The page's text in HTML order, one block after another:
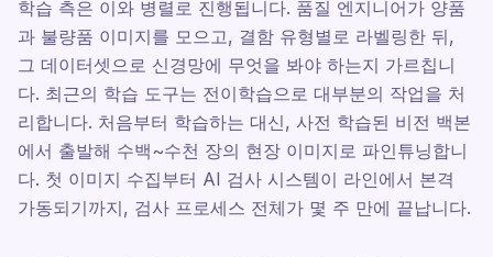
학습 측은 이와 병렬로 진행됩니다. 품질 엔지니어가 양품
과 불량품 이미지를 모으고, 결함 유형별로 라벨링한 뒤,
그 데이터셋으로 신경망에 무엇을 봐야 하는지 가르칩니
다. 최근의 학습 도구는 전이학습으로 대부분의 작업을 처
리합니다. 처음부터 학습하는 대신, 사전 학습된 비전 백본
에서 출발해 수백~수천 장의 현장 이미지로 파인튜닝합니
다. 첫 이미지 수집부터 AI 검사 시스템이 라인에서 본격
가동되기까지, 검사 프로세스 전체가 몇 주 만에 끝납니다.